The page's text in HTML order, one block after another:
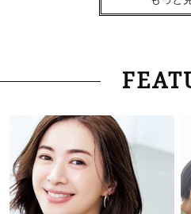
【エルメスのバ
ルは？蛯原友里
Lifestyle 2026.4.10
【上戸彩さん】
Beauty
「え、すご！」大
【プチプラコスメ